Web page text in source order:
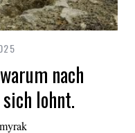
nach
lohnt.